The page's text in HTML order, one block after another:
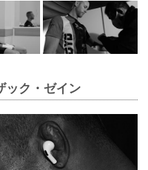
ック・ゼイン